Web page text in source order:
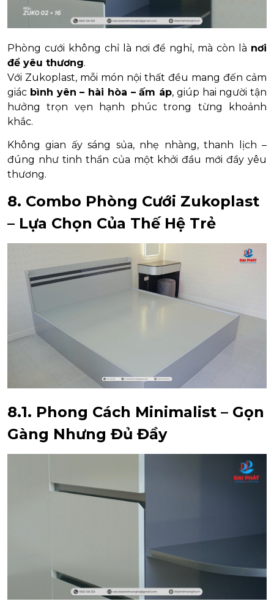
Phòng cưới không chỉ là nơi để nghỉ, mà còn là nơi
để yêu thương.
Với Zukoplast, mỗi món nội thất đều mang đến cảm
giác bình yên – hài hòa – ấm áp, giúp hai người tận
hưởng trọn vẹn hạnh phúc trong từng khoảnh
khắc.
Không gian ấy sáng sủa, nhẹ nhàng, thanh lịch –
đúng như tinh thần của một khởi đầu mới đầy yêu
thương.
8. Combo Phòng Cưới Zukoplast
– Lựa Chọn Của Thế Hệ Trẻ
8.1. Phong Cách Minimalist – Gọn
Gàng Nhưng Đủ Đầy